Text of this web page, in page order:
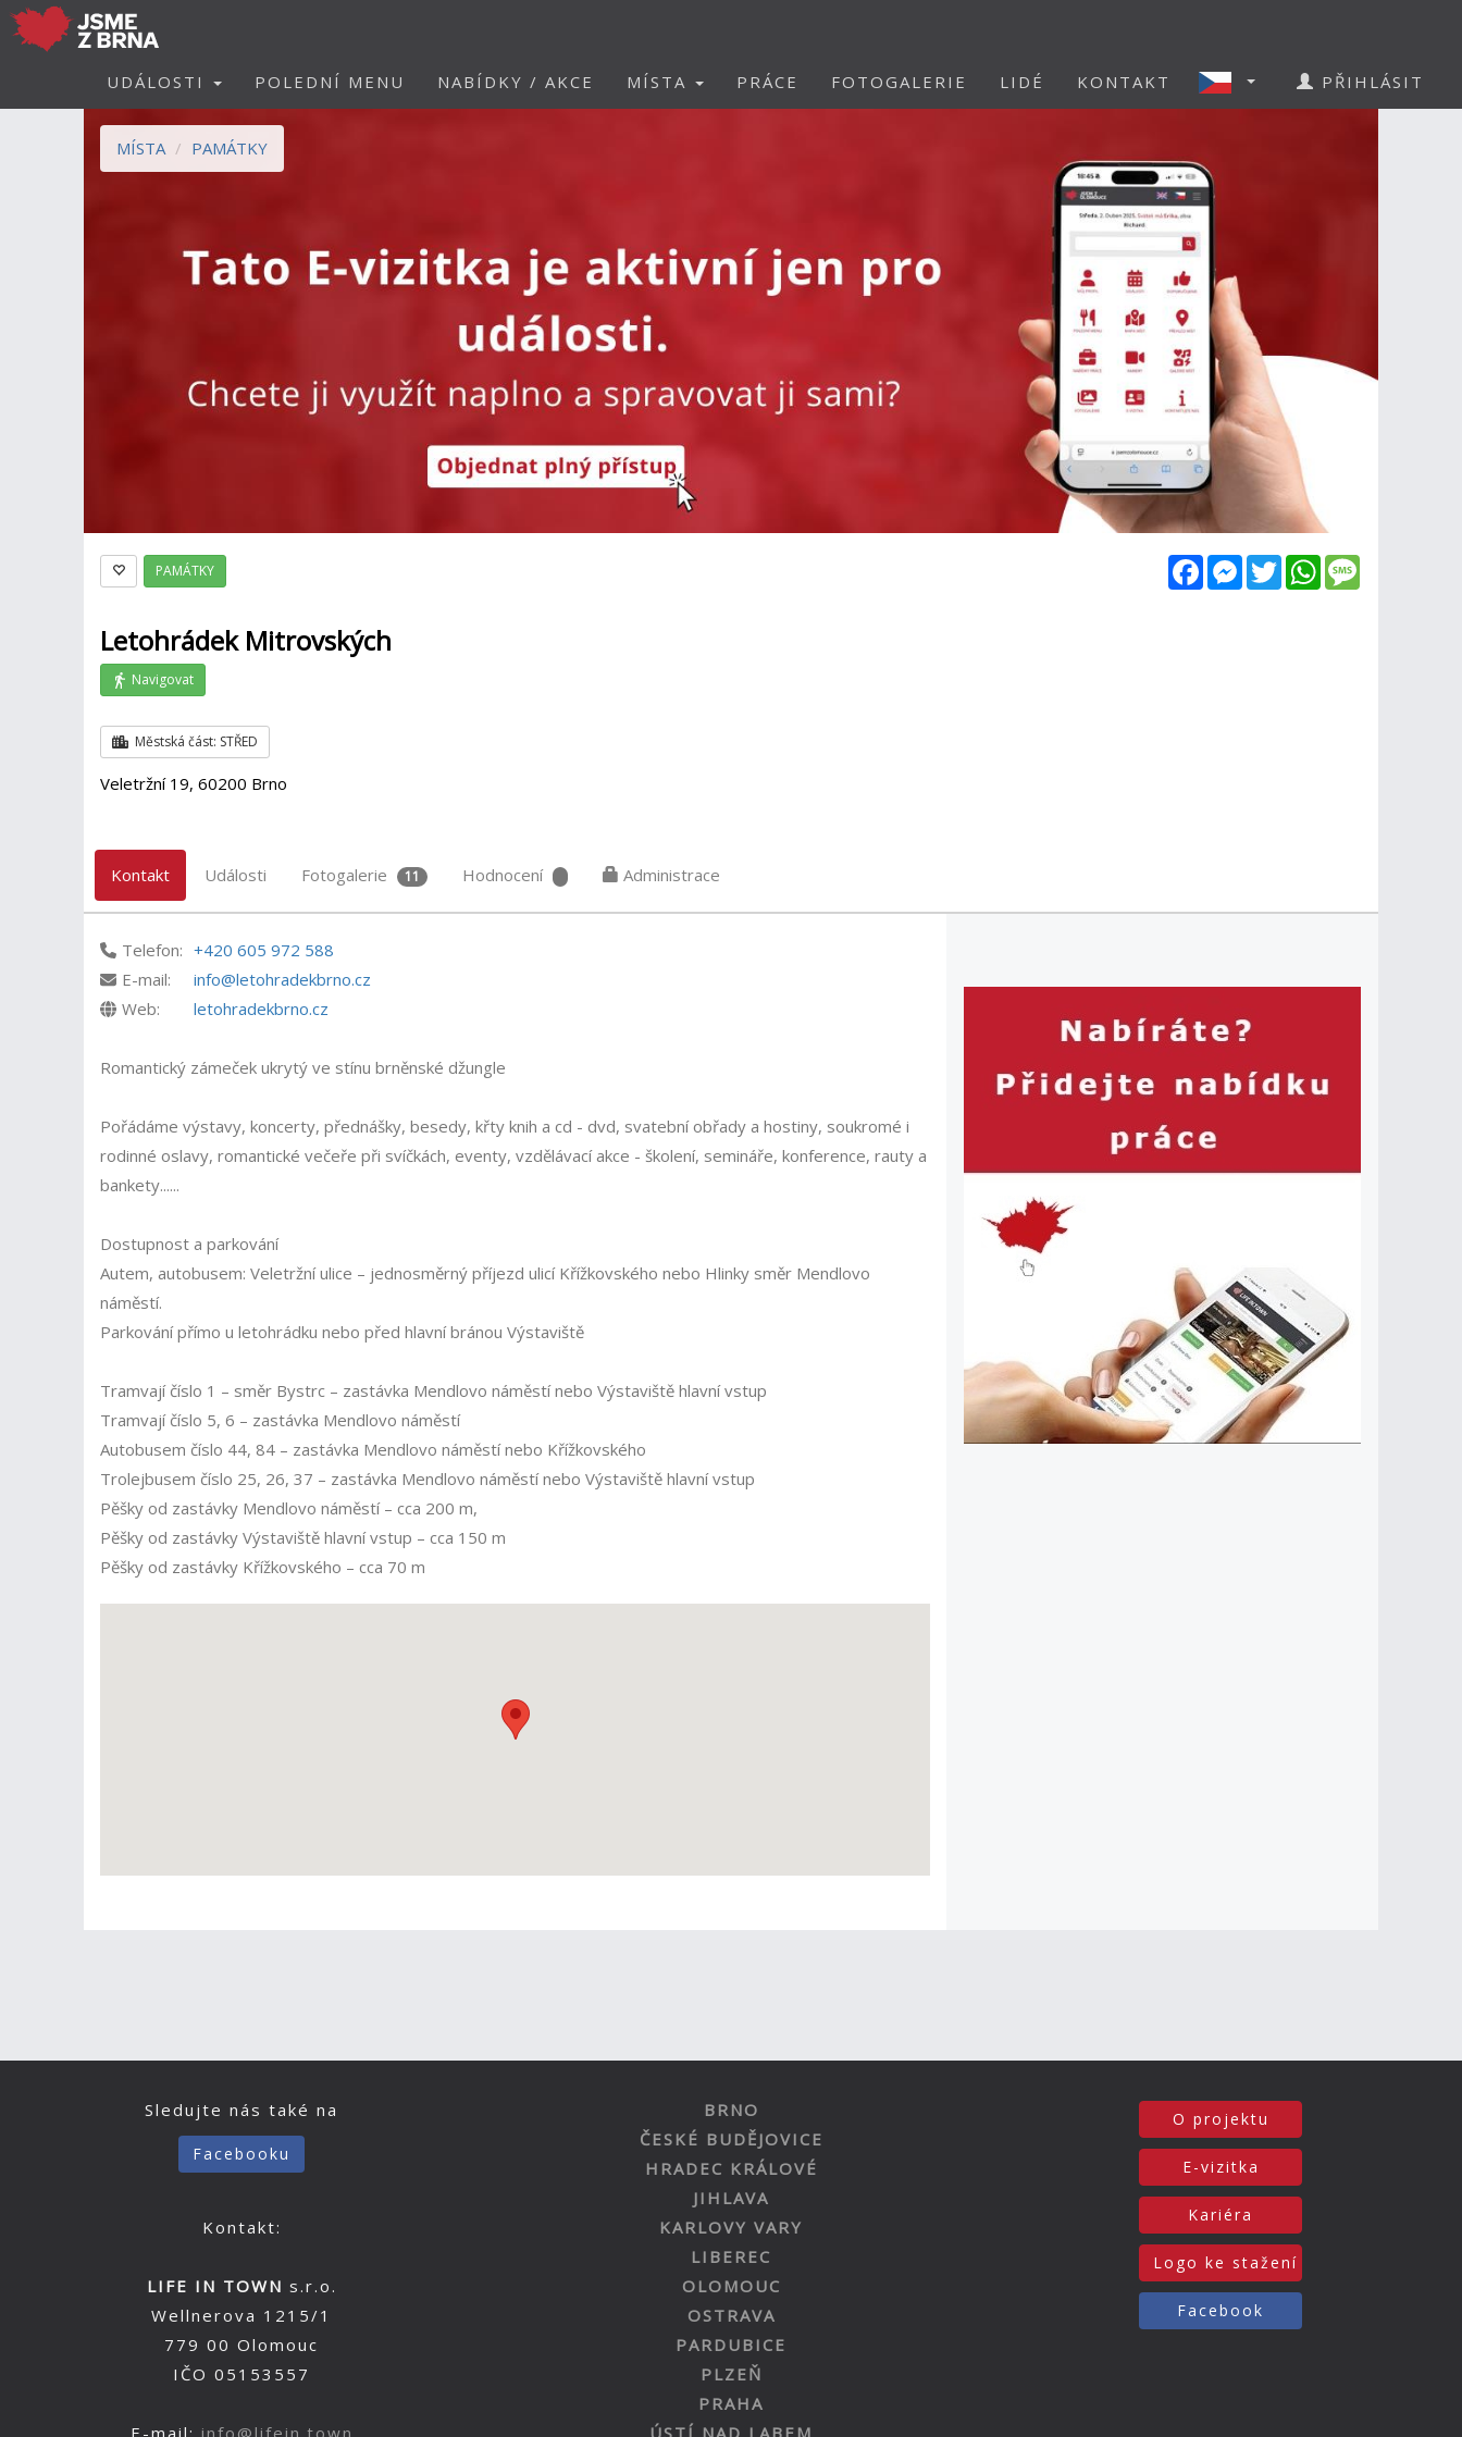
UDÁLOSTI POLEDNÍ MENU NABÍDKY / AKCE MÍSTA PRÁCE FOTOGALERIE LIDÉ KONTAKT PŘIHLÁSIT
MÍSTA PAMÁTKY
FacebookMessenger
TwitterWhatsApp
PAMÁTKY
Letohrádek Mitrovských
Navigovat
Městská část: STŘED
Veletržní 19, 60200 Brno
Kontakt Události Fotogalerie 11 Hodnocení Administrace
Telefon: +420 605 972 588
E-mail:
info@letohradekbrno.cz
Web:
letohradekbrno.cz
Romantický zámeček ukrytý ve stínu brněnské džungle
Pořádáme výstavy, koncerty, přednášky, besedy, křty knih a cd - dvd, svatební obřady a hostiny, soukromé i
rodinné oslavy, romantické večeře při svíčkách, eventy, vzdělávací akce - školení, semináře, konference, rauty a
bankety......
Dostupnost a parkování
Autem, autobusem: Veletržní ulice – jednosměrný příjezd ulicí Křížkovského nebo Hlinky směr Mendlovo
náměstí.
Parkování přímo u letohrádku nebo před hlavní bránou Výstaviště
Tramvají číslo 1 – směr Bystrc – zastávka Mendlovo náměstí nebo Výstaviště hlavní vstup
Tramvají číslo 5, 6 – zastávka Mendlovo náměstí
Autobusem číslo 44, 84 – zastávka Mendlovo náměstí nebo Křížkovského
Trolejbusem číslo 25, 26, 37 – zastávka Mendlovo náměstí nebo Výstaviště hlavní vstup
Pěšky od zastávky Mendlovo náměstí – cca 200 m,
Pěšky od zastávky Výstaviště hlavní vstup – cca 150 m
Pěšky od zastávky Křížkovského – cca 70 m
Sledujte nás také na
Facebooku
Kontakt:
LIFE IN TOWN s.r.o.
Wellnerova 1215/1
779 00 Olomouc
IČO 05153557
E-mail: info@lifein.town
BRNO
ČESKÉ BUDĚJOVICE
HRADEC KRÁLOVÉ
JIHLAVA
KARLOVY VARY
LIBEREC
OLOMOUC
OSTRAVA
PARDUBICE
PLZEŇ
PRAHA
ÚSTÍ NAD LABEM
O projektu
E-vizitka
Kariéra
Logo ke stažení
Facebook